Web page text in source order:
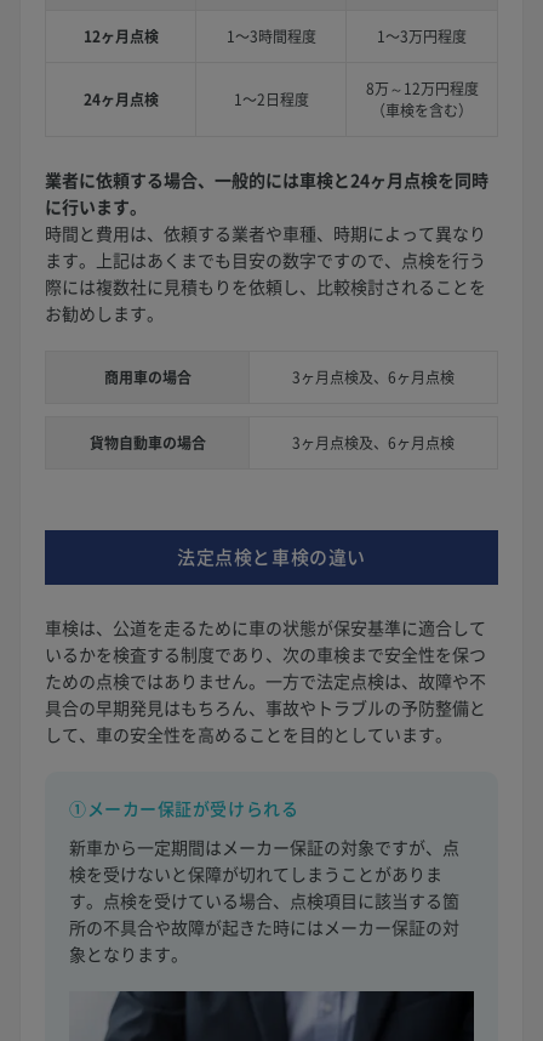
12ヶ月点検 1〜3時間程度 1〜3万円程度
24ヶ月点検 1〜2日程度
8万～12万円程度
（車検を含む）
業者に依頼する場合、一般的には車検と24ヶ月点検を同時
に行います。
時間と費用は、依頼する業者や車種、時期によって異なり
ます。上記はあくまでも目安の数字ですので、点検を行う
際には複数社に見積もりを依頼し、比較検討されることを
お勧めします。
商用車の場合 3ヶ月点検及、6ヶ月点検
貨物自動車の場合 3ヶ月点検及、6ヶ月点検
法定点検と車検の違い
車検は、公道を走るために車の状態が保安基準に適合して
いるかを検査する制度であり、次の車検まで安全性を保つ
ための点検ではありません。一方で法定点検は、故障や不
具合の早期発見はもちろん、事故やトラブルの予防整備と
して、車の安全性を高めることを目的としています。
①メーカー保証が受けられる
新車から一定期間はメーカー保証の対象ですが、点
検を受けないと保障が切れてしまうことがありま
す。点検を受けている場合、点検項目に該当する箇
所の不具合や故障が起きた時にはメーカー保証の対
象となります。